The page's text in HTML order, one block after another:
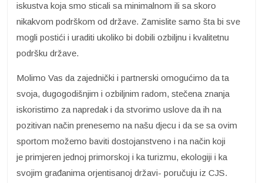
iskustva koja smo sticali sa minimalnom ili sa skoro
nikakvom podrškom od države. Zamislite samo šta bi sve
mogli postići i uraditi ukoliko bi dobili ozbiljnu i kvalitetnu
podršku države.
Molimo Vas da zajednički i partnerski omogućimo da ta
svoja, dugogodišnjim i ozbiljnim radom, stečena znanja
iskoristimo za napredak i da stvorimo uslove da ih na
pozitivan način prenesemo na našu djecu i da se sa ovim
sportom možemo baviti dostojanstveno i na način koji
je primjeren jednoj primorskoj i ka turizmu, ekologiji i ka
svojim građanima orjentisanoj državi- poručuju iz CJS.